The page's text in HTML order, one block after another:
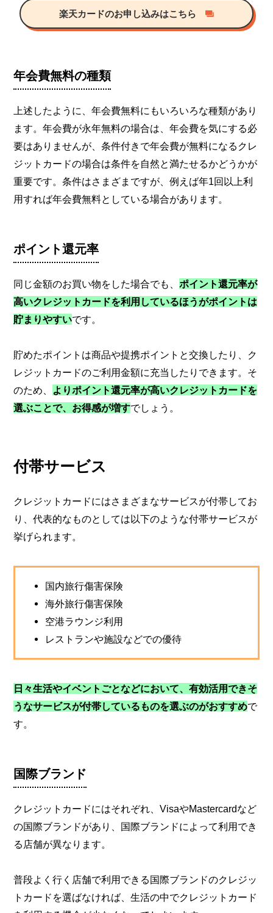
楽天カードのお申し込みはこちら
年会費無料の種類
上述したように、年会費無料にもいろいろな種類があり
ます。年会費が永年無料の場合は、年会費を気にする必
要はありませんが、条件付きで年会費が無料になるクレ
ジットカードの場合は条件を自然と満たせるかどうかが
重要です。条件はさまざまですが、例えば年1回以上利
用すれば年会費無料としている場合があります。
ポイント還元率
同じ金額のお買い物をした場合でも、ポイント還元率が
高いクレジットカードを利用しているほうがポイントは
貯まりやすいです。
貯めたポイントは商品や提携ポイントと交換したり、ク
レジットカードのご利用金額に充当したりできます。そ
のため、 よりポイント還元率が高いクレジットカードを
選ぶことで、お得感が増すでしょう。
付帯サービス
クレジットカードにはさまざまなサービスが付帯してお
り、代表的なものとしては以下のような付帯サービスが
挙げられます。
国内旅行傷害保険
海外旅行傷害保険
空港ラウンジ利用
レストランや施設などでの優待
日々生活やイベントごとなどにおいて、有効活用できそ
うなサービスが付帯しているものを選ぶのがおすすめで
す。
国際ブランド
クレジットカードにはそれぞれ、VisaやMastercardなど
の国際ブランドがあり、国際ブランドによって利用でき
る店舗が異なります。
普段よく行く店舗で利用できる国際ブランドのクレジッ
トカードを選ばなければ、生活の中でクレジットカード